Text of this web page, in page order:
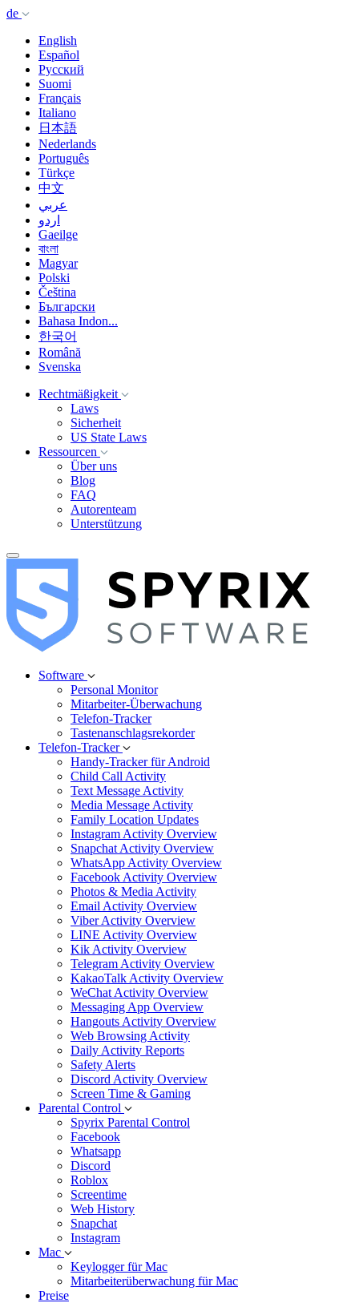
de
English
Español
Русский
Suomi
Français
Italiano
日本語
Nederlands
Português
Türkçe
中文
عربي
اردو
Gaeilge
বাংলা
Magyar
Polski
Čeština
Български
Bahasa Indon...
한국어
Română
Svenska
Rechtmäßigkeit
Laws
Sicherheit
US State Laws
Ressourcen
Über uns
Blog
FAQ
Autorenteam
Unterstützung
Software
Personal Monitor
Mitarbeiter-Überwachung
Telefon-Tracker
Tastenanschlagsrekorder
Telefon-Tracker
Handy-Tracker für Android
Child Call Activity
Text Message Activity
Media Message Activity
Family Location Updates
Instagram Activity Overview
Snapchat Activity Overview
WhatsApp Activity Overview
Facebook Activity Overview
Photos & Media Activity
Email Activity Overview
Viber Activity Overview
LINE Activity Overview
Kik Activity Overview
Telegram Activity Overview
KakaoTalk Activity Overview
WeChat Activity Overview
Messaging App Overview
Hangouts Activity Overview
Web Browsing Activity
Daily Activity Reports
Safety Alerts
Discord Activity Overview
Screen Time & Gaming
Parental Control
Spyrix Parental Control
Facebook
Whatsapp
Discord
Roblox
Screentime
Web History
Snapchat
Instagram
Mac
Keylogger für Mac
Mitarbeiterüberwachung für Mac
Preise